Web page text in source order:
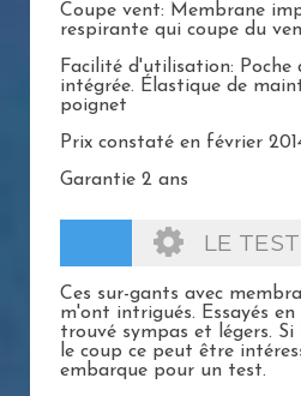
Coupe vent: Membrane
respirante qui coupe du
Facilité d'utilisation: Poche
intégrée. Élastique de
poignet
Prix constaté en février
Garantie 2 ans
LE TEST
Ces sur-gants avec
m'ont intrigués. Essayés
trouvé sympas et légers.
le coup ce peut être
embarque pour un test.